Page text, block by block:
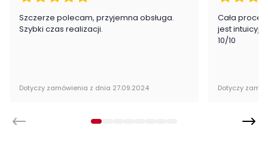
Szczerze polecam, przyjemna obsługa.
Szybki czas realizacji.
Dotyczy zamówienia z dnia 27.09.2024
Cała
jest
10/10
Dotyczy